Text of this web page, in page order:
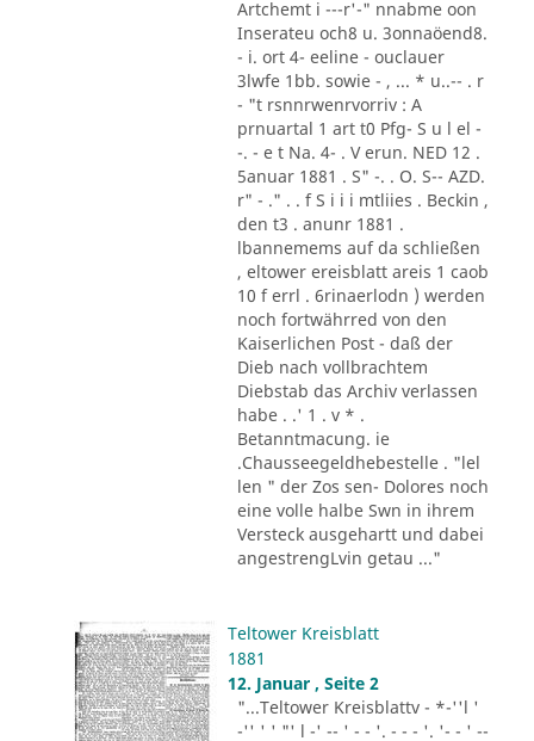
Artchemt i ---r'-" nnabme oon
Inserateu och8 u. 3onnaöend8.
- i. ort 4- eeline - ouclauer
3lwfe 1bb. sowie - , ... * u..-- . r
- "t rsnnrwenrvorriv : A
prnuartal 1 art t0 Pfg- S u l el -
-. - e t Na. 4- . V erun. NED 12 .
5anuar 1881 . S" -. . O. S-- AZD.
r" - ." . . f S i i i mtliies . Beckin ,
den t3 . anunr 1881 .
lbannemems auf da schließen
, eltower ereisblatt areis 1 caob
10 f errl . 6rinaerlodn ) werden
noch fortwährred von den
Kaiserlichen Post - daß der
Dieb nach vollbrachtem
Diebstab das Archiv verlassen
habe . .' 1 . v * .
Betanntmacung. ie
.Chausseegeldhebestelle . "lel
len " der Zos sen- Dolores noch
eine volle halbe Swn in ihrem
Versteck ausgehartt und dabei
angestrengLvin getau ..."
Teltower Kreisblatt
1881
12. Januar , Seite 2
"...Teltower Kreisblattv - *-''l '
-'' ' ' "' l -' -- ' - - '. - - - '. '- - ' --